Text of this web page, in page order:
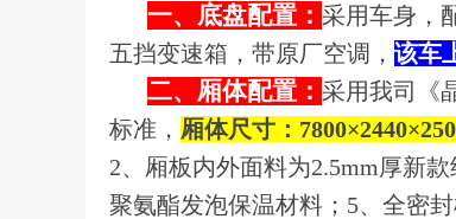
一、底盘配置： 采用车身，
五挡变速箱，带原厂空调， 该车
二、厢体配置： 采用我司《
标准， 厢体尺寸：
2、厢板内外面料为2.5mm厚新
聚氨酯发泡保温材料；5、全密